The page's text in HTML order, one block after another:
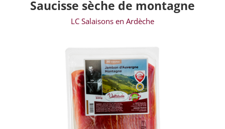
Saucisse sèche de montagne
LC Salaisons en Ardèche